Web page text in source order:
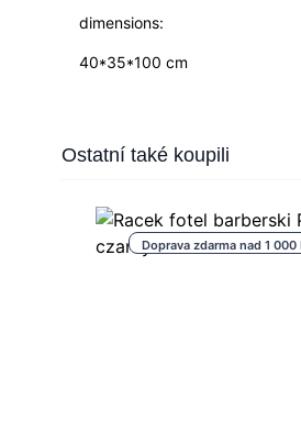
dimensions:
40*35*100 cm
Press to skip carousel
Ostatní také koupili
Doprava zdarma nad 1 000